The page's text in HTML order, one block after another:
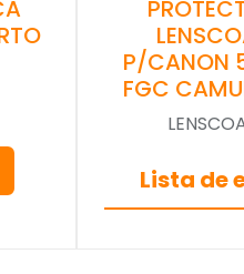
P/CANON
FGC
Lista de